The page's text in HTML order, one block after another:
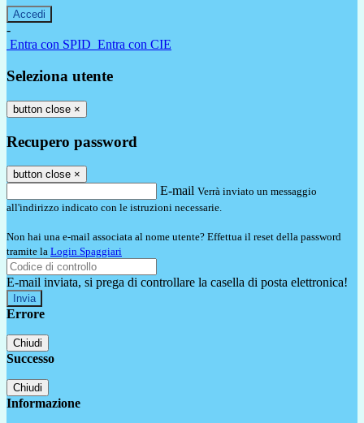
-
Entra con SPID Entra con CIE
Seleziona utente
button close ×
Recupero password
button close ×
E-mail Verrà inviato un messaggio
all'indirizzo indicato con le istruzioni necessarie.
Non hai una e-mail associata al nome utente? Effettua il reset della password
tramite la Login Spaggiari
E-mail inviata, si prega di controllare la casella di posta elettronica!
Errore
Chiudi
Successo
Chiudi
Informazione